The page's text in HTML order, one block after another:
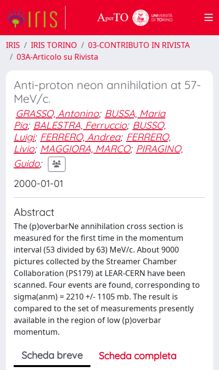
IRIS IRIS TORINO
03-CONTRIBUTO IN RIVISTA
03A-Articolo su Rivista
Anti-proton neon annihilation at 57-
MeV/c.
GRASSO, Antonino; BUSSA, Maria
Pia; BALESTRA, Ferruccio; BUSSO,
Luigi; FERRERO, Andrea; FERRERO,
Livio; MAGGIORA, MARCO; PIRAGINO,
Guido;
2000-01-01
Abstract
The (p)overbarNe annihilation cross section is
measured for the first time in the momentum
interval (53 divided by 63) MeV/c. About 9000
pictures collected by the Streamer Chamber
Collaboration (PS179) at LEAR-CERN have been
scanned. Four events are found, corresponding to
sigma(anm) = 2210 +/- 1105 mb. The result is
compared to the set of measurements presently
available in the region of low (p)overbar
momentum.
Scheda breve
Scheda completa